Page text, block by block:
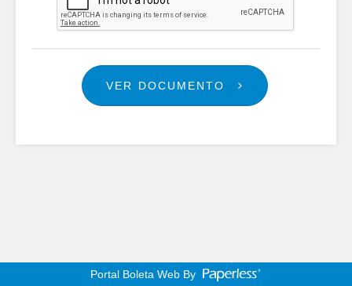
VER DOCUMENTO
Portal Boleta Web By